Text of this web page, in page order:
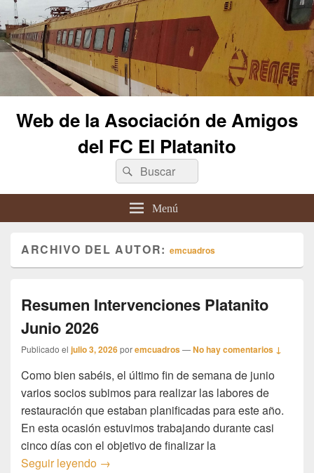
Web de la Asociación de Amigos
del FC El Platanito
Buscar
por:
Buscar
Menú
ARCHIVO DEL AUTOR:emcuadros
Resumen Intervenciones Platanito
Junio 2026
Publicado el julio 3, 2026poremcuadros—No hay comentarios ↓
Como bien sabéis, el último fin de semana de junio
varios socios subimos para realizar las labores de
restauración que estaban planificadas para este año.
En esta ocasión estuvimos trabajando durante casi
cinco días con el objetivo de finalizar la
Seguir leyendo Resumen Intervenciones Platanito Junio
→